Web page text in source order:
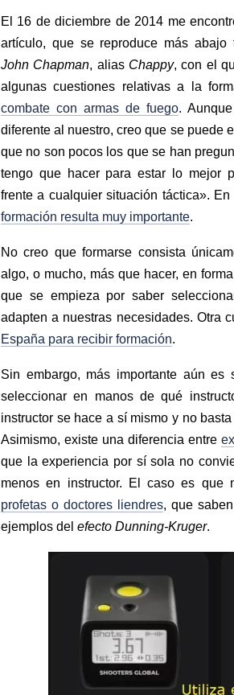
El 16 de diciembre de 2014 me
artículo, que se reproduce más
John Chapman, alias Chappy, con el
algunas cuestiones relativas a la
combate con armas de fuego.
diferente al nuestro, creo que se puede
que no son pocos los que se han
tengo que hacer para estar lo mejor
frente a cualquier situación táctica».
formación resulta muy importante.
No creo que formarse consista
algo, o mucho, más que hacer, en
que se empieza por saber
adapten a nuestras necesidades. Otra
España para recibir formación.
Sin embargo, más importante aún
seleccionar en manos de qué
instructor se hace a sí mismo y no
Asimismo, existe una diferencia entre
que la experiencia por sí sola no
menos en instructor. El caso es que
profetas o doctores liendres, que
ejemplos del efecto Dunning-Kruger.